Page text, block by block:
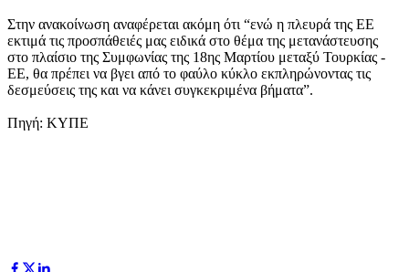
Στην ανακοίνωση αναφέρεται ακόμη ότι “ενώ η πλευρά της ΕΕ
εκτιμά τις προσπάθειές μας ειδικά στο θέμα της μετανάστευσης
στο πλαίσιο της Συμφωνίας της 18ης Μαρτίου μεταξύ Τουρκίας -
ΕΕ, θα πρέπει να βγει από το φαύλο κύκλο εκπληρώνοντας τις
δεσμεύσεις της και να κάνει συγκεκριμένα βήματα”.
Πηγή: ΚΥΠΕ